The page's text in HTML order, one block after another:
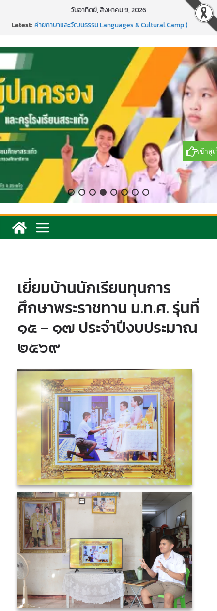
content
วันอาทิตย์, สิงหาคม 9, 2026
Latest:ค่ายภาษาและวัฒนธรรม Languages & Cultural.Camp )
กีฬาอีสปอร์ต (FC Online PC)
การพัฒนานวัตกรรมบอร์ดเกม เพื่อการเรียนรู้เชิงรุก ประจำปี
แข่งขันกีฬาบาสเกตบอลรายการ “ออมสิน Youth Sports
Festival ๒๕๖๙”
เว็บไซต์
เยี่ยมบ้านนักเรียนทุนการ
ศึกษาพระราชทาน ม.ท.ศ. รุ่นที่
๑๕ – ๑๗ ประจำปีงบประมาณ
๒๕๖๙